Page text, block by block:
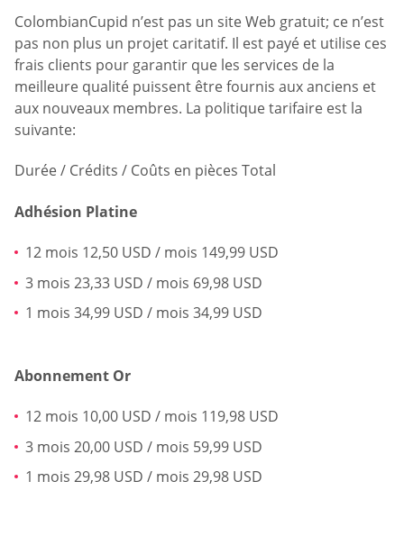
ColombianCupid n’est pas un site Web gratuit; ce n’est
pas non plus un projet caritatif. Il est payé et utilise ces
frais clients pour garantir que les services de la
meilleure qualité puissent être fournis aux anciens et
aux nouveaux membres. La politique tarifaire est la
suivante:
Durée / Crédits / Coûts en pièces Total
Adhésion Platine
12 mois 12,50 USD / mois 149,99 USD
3 mois 23,33 USD / mois 69,98 USD
1 mois 34,99 USD / mois 34,99 USD
Abonnement Or
12 mois 10,00 USD / mois 119,98 USD
3 mois 20,00 USD / mois 59,99 USD
1 mois 29,98 USD / mois 29,98 USD